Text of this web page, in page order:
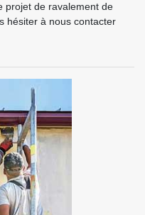
projet de ravalement de
hésiter à nous contacter